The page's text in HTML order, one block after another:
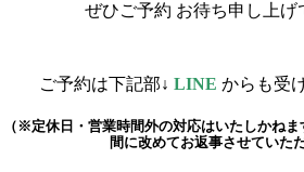
ぜひご予約 お待ち申し上げ
ご予約は下記部↓ LINE からも受
（※定休日・営業時間外の対応はいたしかね
間に改めてお返事させていた